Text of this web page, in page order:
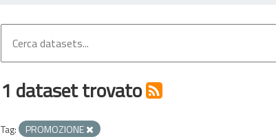
1 dataset trovato
Tag: PROMOZIONE